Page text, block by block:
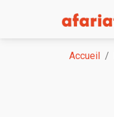
Accueil